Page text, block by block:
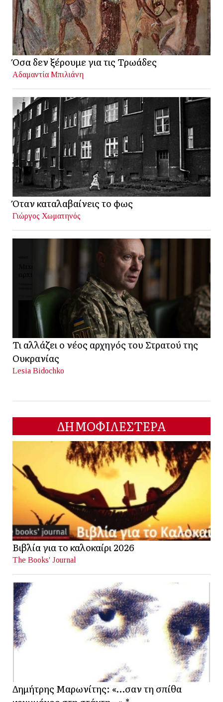
Όσα δεν ξέρουμε για τις Τρωάδες
Αδαμαντία Μπιλιάνη
Όταν καταλαβαίνεις το φως
Γιώργος Χωματηνός
Τι αλλάζει ο νέος αρχηγός του Στρατού της
Ουκρανίας
Lesia Bidochko
ΔΗΜΟΦΙΛΕΣΤΕΡΑ
Βιβλία για το καλοκαίρι 2026
The Books' Journal
Δημήτρης Μαρωνίτης: «…σαν τη σπίθα